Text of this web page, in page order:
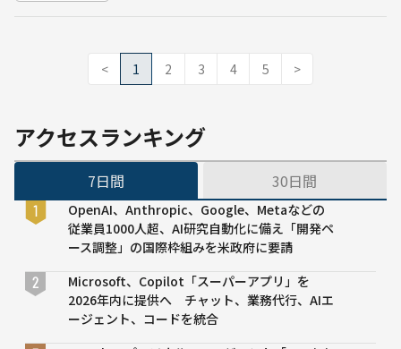
< 1 2 3 4 5 >
アクセスランキング
7日間 30日間
OpenAI、Anthropic、Google、Metaなどの
従業員1000人超、AI研究自動化に備え「開発ペ
ース調整」の国際枠組みを米政府に要請
Microsoft、Copilot「スーパーアプリ」を
2026年内に提供へ チャット、業務代行、AIエ
ージェント、コードを統合